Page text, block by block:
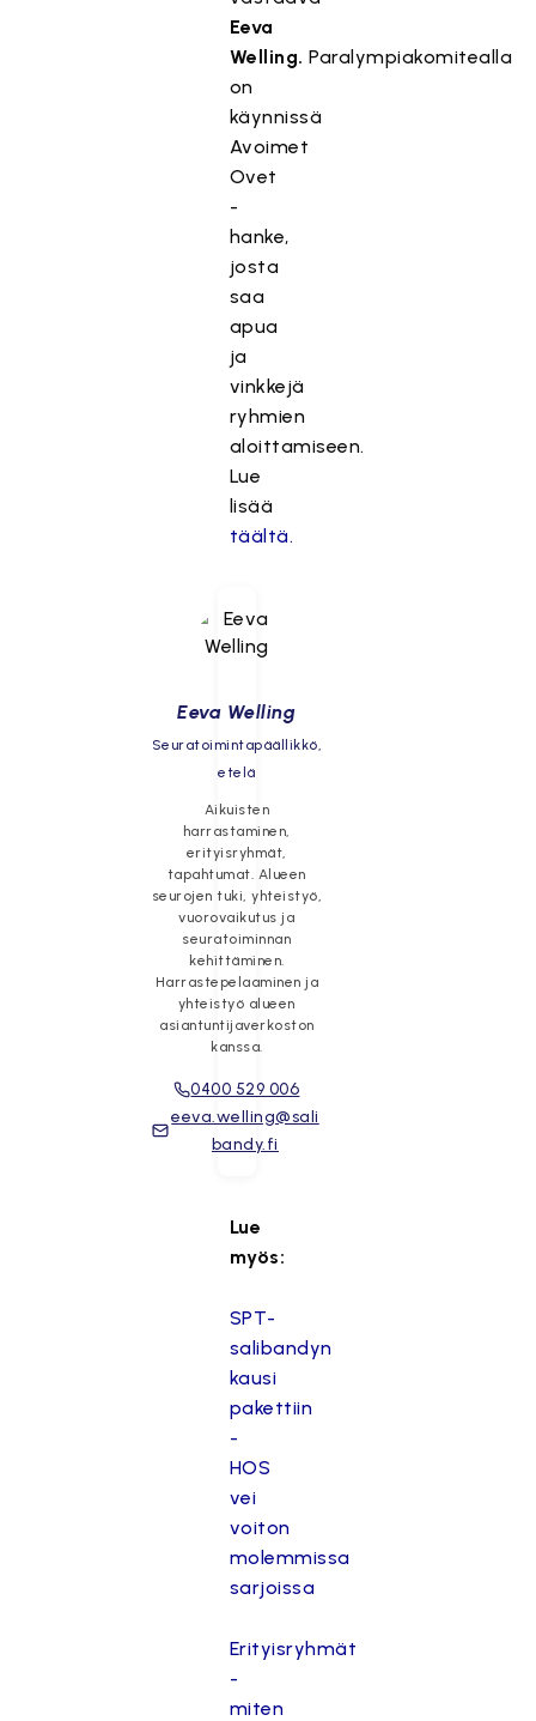
Eeva
Welling. Paralympiakomitealla
on
käynnissä
Avoimet
Ovet
-
hanke,
josta
saa
apua
ja
vinkkejä
ryhmien
aloittamiseen.
Lue
lisää
täältä.
Eeva Welling
Seuratoimintapäällikkö,
etelä
Aikuisten
harrastaminen,
erityisryhmät,
tapahtumat. Alueen
seurojen tuki, yhteistyö,
vuorovaikutus ja
seuratoiminnan
kehittäminen.
Harrastepelaaminen ja
yhteistyö alueen
asiantuntijaverkoston
kanssa.
0400 529 006
eeva.welling@sali
bandy.fi
Lue
myös:
SPT-
salibandyn
kausi
pakettiin
-
HOS
vei
voiton
molemmissa
sarjoissa
Erityisryhmät
-
miten